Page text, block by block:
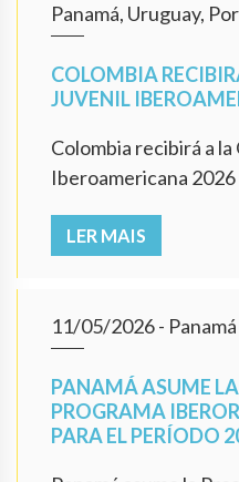
Panamá, Uruguay,
COLOMBIA
JUVENIL
Colombia recibirá a
Iberoamericana 2026
LER MAIS
11/05/2026- Panamá
PANAMÁ ASUME
PROGRAMA
PARA EL PERÍODO